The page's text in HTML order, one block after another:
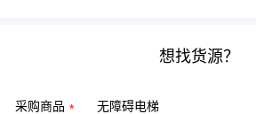
想找货源？
采购商品